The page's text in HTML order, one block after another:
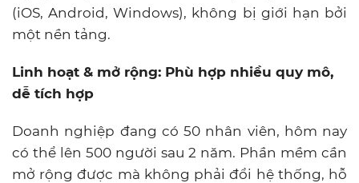
(iOS, Android, Windows), không bị giới hạn bởi
một nền tảng.
Linh hoạt & mở rộng: Phù hợp nhiều quy mô,
dễ tích hợp
Doanh nghiệp đang có 50 nhân viên, hôm nay
có thể lên 500 người sau 2 năm. Phần mềm cần
mở rộng được mà không phải đổi hệ thống, hỗ